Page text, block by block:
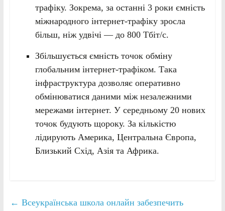
трафіку. Зокрема, за останні 3 роки ємність
міжнародного інтернет-трафіку зросла
більш, ніж удвічі — до 800 Тбіт/с.
Збільшується ємність точок обміну
глобальним інтернет-трафіком. Така
інфраструктура дозволяє оперативно
обмінюватися даними між незалежними
мережами інтернет. У середньому 20 нових
точок будують щороку. За кількістю
лідирують Америка, Центральна Європа,
Близький Схід, Азія та Африка.
← Всеукраїнська школа онлайн забезпечить